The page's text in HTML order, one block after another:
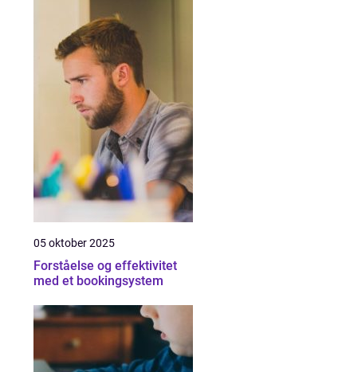
05 oktober 2025
Forståelse og effektivitet
med et bookingsystem